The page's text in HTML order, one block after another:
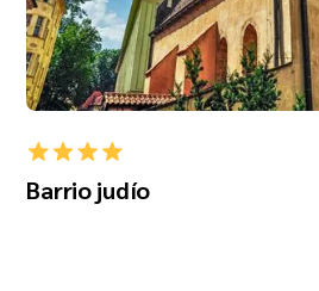
Barrio judío